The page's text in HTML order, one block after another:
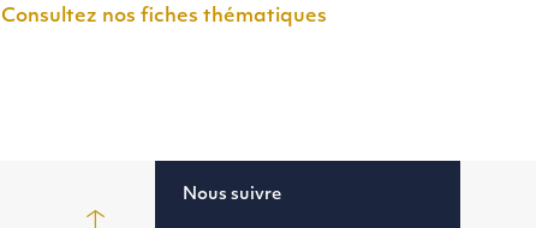
Consultez nos fiches thématiques
Nous suivre